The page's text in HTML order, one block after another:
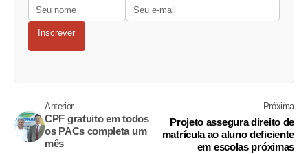
Inscrever
Anterior
CPF gratuito em todos
os PACs completa um
mês
Próxima
Projeto assegura direito de
matrícula ao aluno deficiente
em escolas próximas